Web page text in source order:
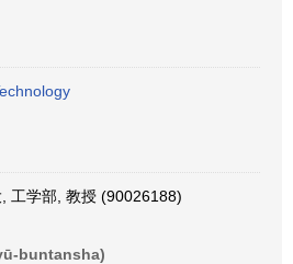
工学部, 教授 (90026188)
buntansha)